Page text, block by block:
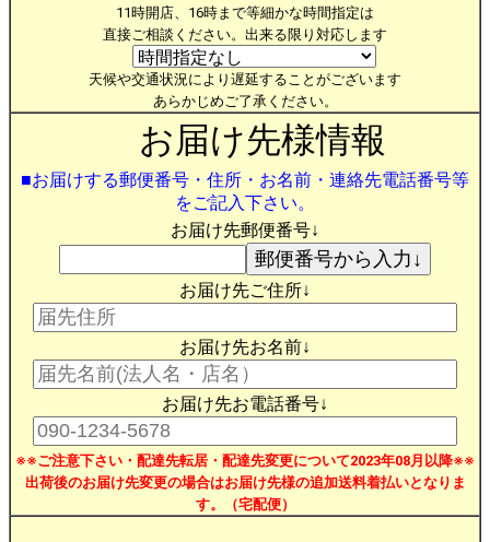
11時開店、16時まで等細かな時間指定は
直接ご相談ください。出来る限り対応します
天候や交通状況により遅延することがございます
あらかじめご了承ください。
お届け先様情報
■お届けする郵便番号・住所・お名前・連絡先電話番号等
をご記入下さい。
お届け先郵便番号↓
お届け先ご住所↓
お届け先お名前↓
お届け先お電話番号↓
※※ご注意下さい・配達先転居・配達先変更について2023年08月以降※※
出荷後のお届け先変更の場合はお届け先様の追加送料着払いとなりま
す。（宅配便）